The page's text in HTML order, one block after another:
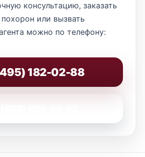
консультацию, заказать
или вызвать
можно по телефону:
182-02-88